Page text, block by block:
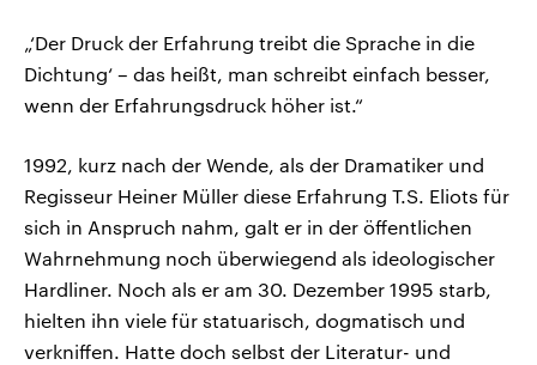
„‘Der Druck der Erfahrung treibt die Sprache in die
Dichtung‘ – das heißt, man schreibt einfach besser,
wenn der Erfahrungsdruck höher ist.“
1992, kurz nach der Wende, als der Dramatiker und
Regisseur Heiner Müller diese Erfahrung T.S. Eliots für
sich in Anspruch nahm, galt er in der öffentlichen
Wahrnehmung noch überwiegend als ideologischer
Hardliner. Noch als er am 30. Dezember 1995 starb,
hielten ihn viele für statuarisch, dogmatisch und
verkniffen. Hatte doch selbst der Literatur- und